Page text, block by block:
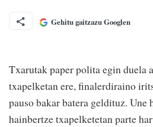
Gehitu gaitzazu Googlen
Txarutak paper polita egin duela
txapelketan ere, finalerdiraino
pauso bakar batera geldituz. Une
hainbertze txapelketetan parte